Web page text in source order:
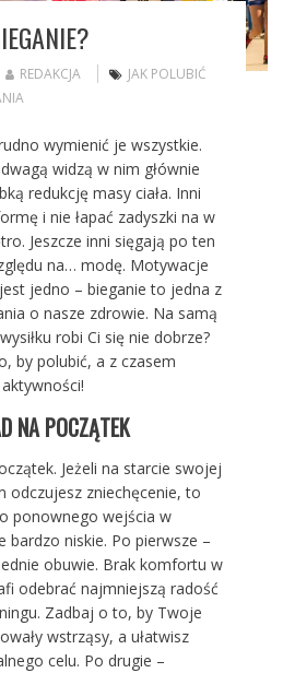
REDAKCJA
JAK POLUBIĆ
wymienić je wszystkie.
widzą w nim głównie
redukcję masy ciała. Inni
i nie łapać zadyszki na w
Jeszcze inni sięgają po ten
na… modę. Motywacje
jedno – bieganie to jedna z
o nasze zdrowie. Na samą
robi Ci się nie dobrze?
by polubić, a z czasem
NA POCZĄTEK
Jeżeli na starcie swojej
odczujesz zniechęcenie, to
ponownego wejścia w
bardzo niskie. Po pierwsze –
obuwie. Brak komfortu w
odebrać najmniejszą radość
Zadbaj o to, by Twoje
wstrząsy, a ułatwisz
celu. Po drugie –